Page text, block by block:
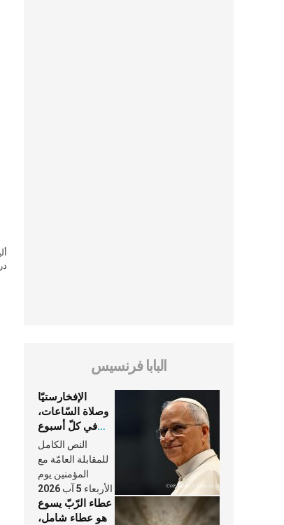
البابا فرنسيس
الإفخارستيّا
وصلاة السّاعات،
في كلّ أسبوع
وكلّ يوم، هما
النَّفَس في حياة
الكنيسة
النص الكامل
للمقابلة العامّة مع
المؤمنين يوم
الأربعاء 5 آب 2026
عطاء الرّبّ يسوع
هو عطاء شامل،